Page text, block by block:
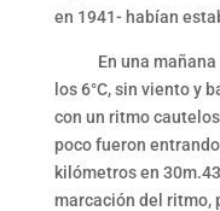
en 1941- habían
En una mañana
los 6°C, sin viento y
con un ritmo
poco fueron
kilómetros en
marcación del ritmo,